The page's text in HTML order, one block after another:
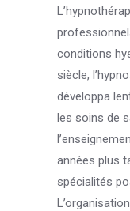
conditions
siècle,
développa
les soins de
années plus
spécialités